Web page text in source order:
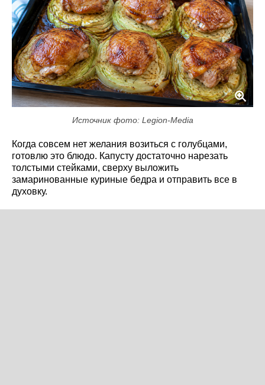
Источник фото: Legion-Media
Когда совсем нет желания возиться с голубцами,
готовлю это блюдо. Капусту достаточно нарезать
толстыми стейками, сверху выложить
замаринованные куриные бедра и отправить все в
духовку.